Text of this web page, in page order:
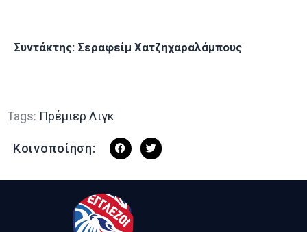
Συντάκτης: Σεραφείμ Χατζηχαραλάμπους
Tags: Πρέμιερ Λιγκ
Κοινοποίηση: